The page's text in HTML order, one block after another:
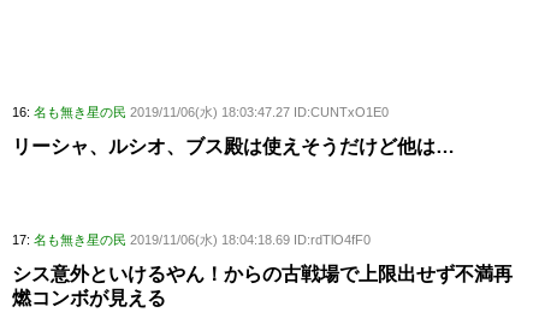
16: 名も無き星の民 2019/11/06(水) 18:03:47.27 ID:CUNTxO1E0
リーシャ、ルシオ、ブス殿は使えそうだけど他は…
17: 名も無き星の民 2019/11/06(水) 18:04:18.69 ID:rdTlO4fF0
シス意外といけるやん！からの古戦場で上限出せず不満再
燃コンボが見える